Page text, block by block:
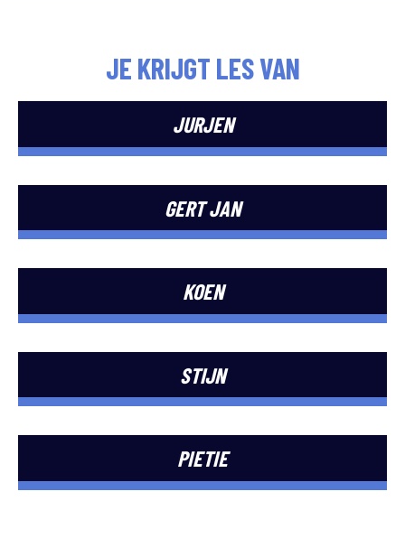
JE KRIJGT LES VAN
JURJEN
GERT JAN
KOEN
STIJN
PIETIE